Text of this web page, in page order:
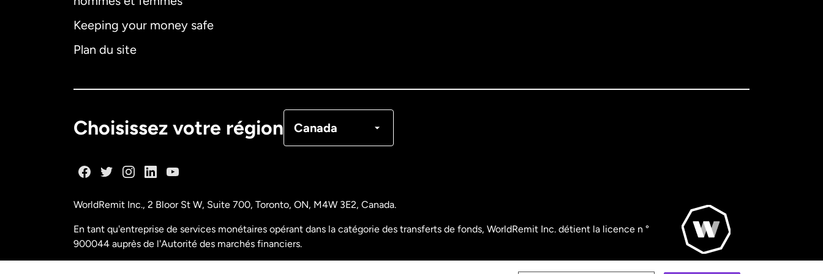
Keeping your money safe
Plan du site
Choisissez votre région Canada
États-Unis English
WorldRemit Inc., 2 Bloor St W, Suite 700, Toronto, ON, M4W 3E2, Canada.
En tant qu'entreprise de services monétaires opérant dans la catégorie des transferts de fonds, WorldRemit Inc. détient la licence n °
900044 auprès de l'Autorité des marchés financiers.
© WorldRemit 2024